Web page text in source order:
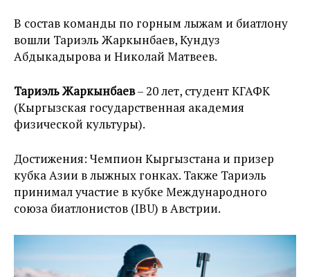
В состав команды по горным лыжам и биатлону
вошли Тариэль Жаркынбаев, Кундуз
Абдыкадырова и Николай Матвеев.
Тариэль Жаркынбаев– 20 лет, студент КГАФК
(Кыргызская государственная академия
физической культуры).
Достижения: Чемпион Кыргызстана и призер
кубка Азии в лыжных гонках. Также Тариэль
принимал участие в кубке Международного
союза биатлонистов (IBU) в Австрии.